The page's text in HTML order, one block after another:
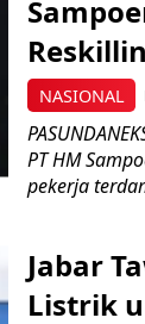
NASIONAL
PT HM
pekerja
Jabar
Listrik